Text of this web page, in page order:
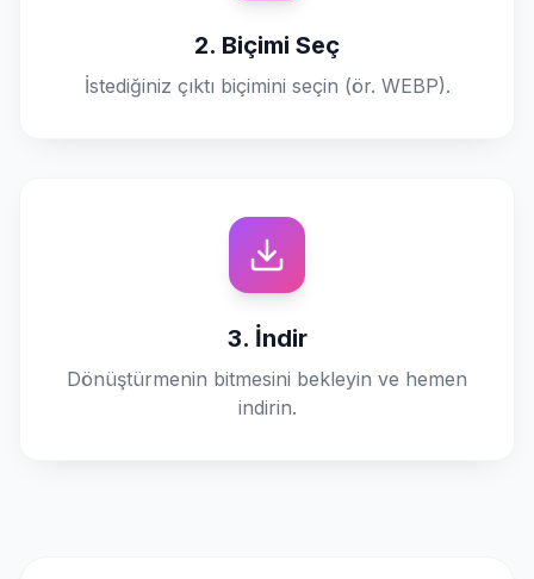
2. Biçimi Seç
İstediğiniz çıktı biçimini seçin (ör. WEBP).
3. İndir
Dönüştürmenin bitmesini bekleyin ve hemen
indirin.